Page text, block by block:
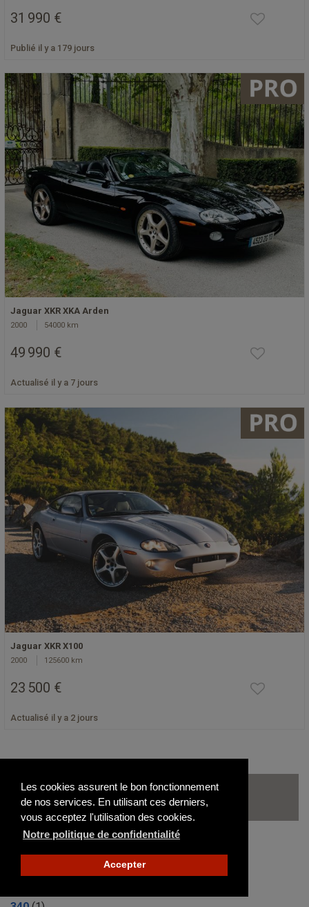
Les cookies assurent le bon fonctionnement
de nos services. En utilisant ces derniers,
vous acceptez l'utilisation des cookies.
Notre politique de confidentialité
Accepter
31 990 €
Publié il y a 179 jours
Jaguar XKR XKA Arden
2000 54000 km
49 990 €
Actualisé il y a 7 jours
Jaguar XKR X100
2000 125600 km
23 500 €
Actualisé il y a 2 jours
Les autres modèles de Jaguar
disponibles sur le site